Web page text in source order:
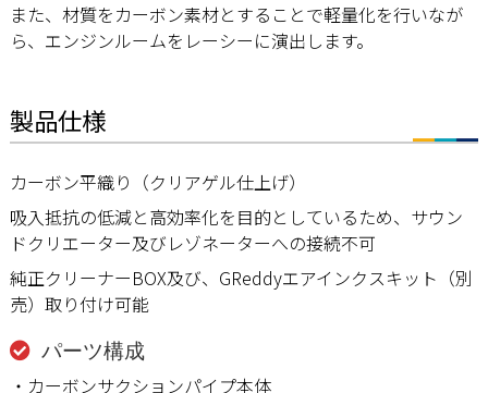
また、材質をカーボン素材とすることで軽量化を行いなが
ら、エンジンルームをレーシーに演出します。
製品仕様
カーボン平織り（クリアゲル仕上げ）
吸入抵抗の低減と高効率化を目的としているため、サウン
ドクリエーター及びレゾネーターへの接続不可
純正クリーナーBOX及び、GReddyエアインクスキット（別
売）取り付け可能
パーツ構成
・カーボンサクションパイプ本体